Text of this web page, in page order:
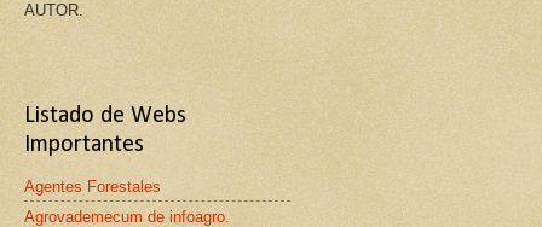
AUTOR.
Listado de Webs
Importantes
Agentes Forestales
Agrovademecum de infoagro.